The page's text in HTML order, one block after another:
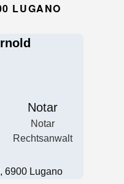
LUGANO
Notar
Notar
Rechtsanwalt
6900 Lugano